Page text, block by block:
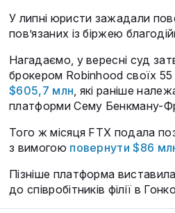
У липні юристи зажадали
пов’язаних із біржею
Нагадаємо, у вересні суд
брокером Robinhood своїх 55
$605,7 млн, які раніше
платформи Сему Бенкману-
Того ж місяця FTX подала
з вимогою повернути $86
Пізніше платформа виставила
до співробітників філії в